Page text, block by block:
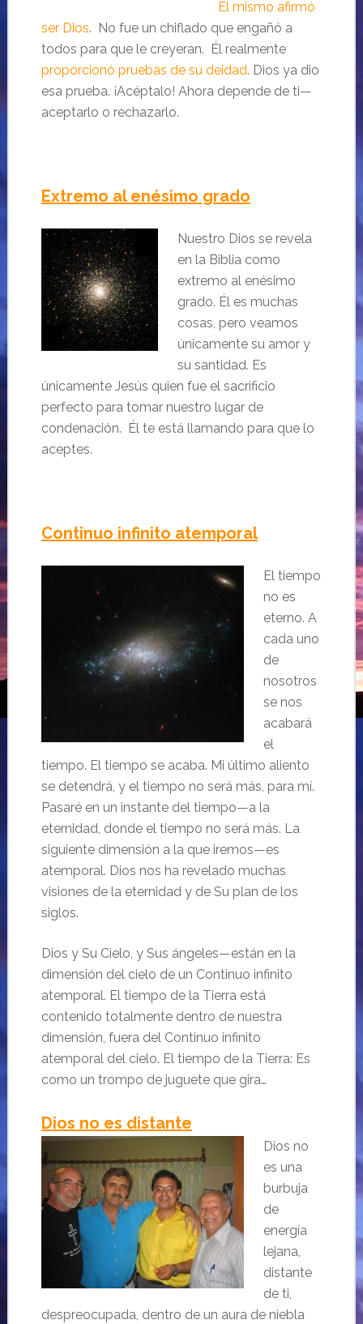
Él mismo afirmó
ser Dios. No fue un chiflado que engañó a
todos para que le creyeran. Él realmente
proporcionó pruebas de su deidad. Dios ya dio
esa prueba. ¡Acéptalo! Ahora depende de ti—
aceptarlo o rechazarlo.
Extremo al enésimo grado
Nuestro Dios se revela
en la Biblia como
extremo al enésimo
grado. Él es muchas
cosas, pero veamos
únicamente su amor y
su santidad. Es
únicamente Jesús quien fue el sacrificio
perfecto para tomar nuestro lugar de
condenación. Él te está llamando para que lo
aceptes.
Continuo infinito atemporal
El tiempo
no es
eterno. A
cada uno
de
nosotros
se nos
acabará
el
tiempo. El tiempo se acaba. Mi último aliento
se detendrá, y el tiempo no será más, para mí.
Pasaré en un instante del tiempo—a la
eternidad, donde el tiempo no será más. La
siguiente dimensión a la que iremos—es
atemporal. Dios nos ha revelado muchas
visiones de la eternidad y de Su plan de los
siglos.
Dios y Su Cielo, y Sus ángeles—están en la
dimensión del cielo de un Continuo infinito
atemporal. El tiempo de la Tierra está
contenido totalmente dentro de nuestra
dimensión, fuera del Continuo infinito
atemporal del cielo. El tiempo de la Tierra: Es
como un trompo de juguete que gira…
Dios no es distante
Dios no
es una
burbuja
de
energía
lejana,
distante
de ti,
despreocupada, dentro de un aura de niebla